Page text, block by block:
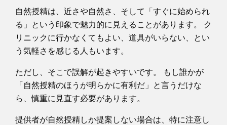
自然授精は、近さや自然さ、そして「すぐに始められ
る」という印象で魅力的に見えることがあります。 ク
リニックに行かなくてもよい、道具がいらない、とい
う気軽さを感じる人もいます。
ただし、そこで誤解が起きやすいです。 もし誰かが
「自然授精のほうが明らかに有利だ」と言うだけな
ら、慎重に見直す必要があります。
提供者が自然授精しか提案しない場合は、特に注意し